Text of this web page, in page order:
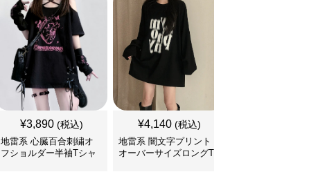
¥3,890 (税込)
地雷系 心臓百合刺繍オ
フショルダー半袖Tシャ
¥4,140 (税込)
地雷系 闇文字プリント
オーバーサイズロングT